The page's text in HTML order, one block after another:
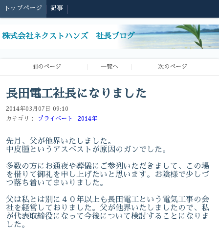
トップページ 記事
株式会社ネクストハンズ 社長ブログ
前のページ 一覧へ 次のページ
長田電工社長になりました
2014年03月07日 09:10
カテゴリ：
プライベート 2014年
先月、父が他界いたしました。
中皮腫というアスベストが原因のガンでした。
多数の方にお通夜や葬儀にご参列いただきまして、この場
を借りて御礼を申し上げたいと思います。お陰様で少しづ
つ落ち着いてまいりました。
父は私とは別に４０年以上も長田電工という電気工事の会
社を経営しておりました。父が他界いたしましたので、私
が代表取締役になって今後について検討することになりま
した。